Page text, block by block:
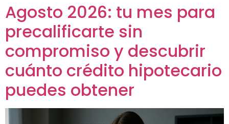
Agosto 2026: tu mes para
precalificarte sin
compromiso y descubrir
cuánto crédito hipotecario
puedes obtener